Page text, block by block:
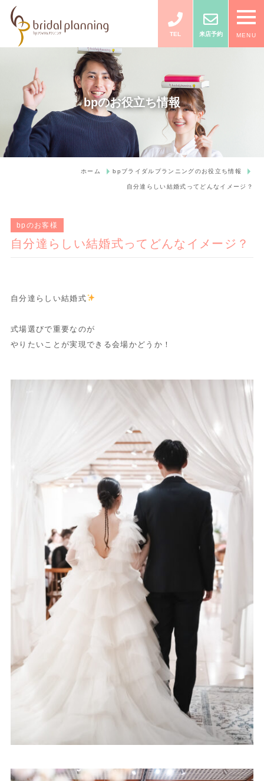
TEL 来店予約 MENU
bpのお役立ち情報
ホーム bpブライダルプランニングのお役立ち情報
自分達らしい結婚式ってどんなイメージ？
bpのお客様
自分達らしい結婚式ってどんなイメージ？
自分達らしい結婚式
式場選びで重要なのが
やりたいことが実現できる会場かどうか！